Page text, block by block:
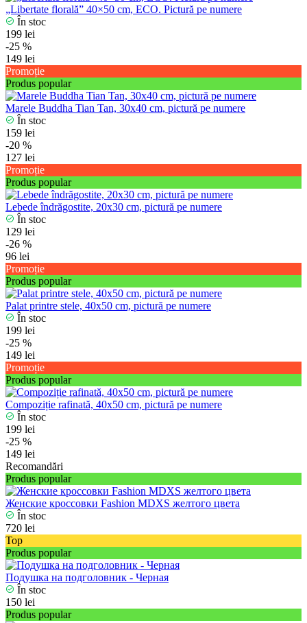
„Libertate florală” 40×50 cm, ECO. Pictură pe numere
În stoc
199 lei
-25 %
149 lei
Promoție
Produs popular
Marele Buddha Tian Tan, 30x40 cm, pictură pe numere
În stoc
159 lei
-20 %
127 lei
Promoție
Produs popular
Lebede îndrăgostite, 20x30 cm, pictură pe numere
În stoc
129 lei
-26 %
96 lei
Promoție
Produs popular
Palat printre stele, 40x50 cm, pictură pe numere
În stoc
199 lei
-25 %
149 lei
Promoție
Produs popular
Compoziție rafinată, 40x50 cm, pictură pe numere
În stoc
199 lei
-25 %
149 lei
Recomandări
Produs popular
Женские кроссовки Fashion MDXS желтого цвета
În stoc
720 lei
Top
Produs popular
Подушка на подголовник - Черная
În stoc
150 lei
Produs popular